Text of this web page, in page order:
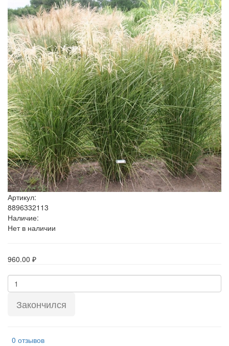
Артикул:
8896332113
Наличие:
Нет в наличии
960.00 ₽
Закончился
0 отзывов